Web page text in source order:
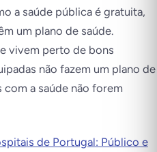
a saúde pública é gratuita,
um plano de saúde.
vivem perto de bons
não fazem um plano de
a saúde não forem
de Portugal: Público e